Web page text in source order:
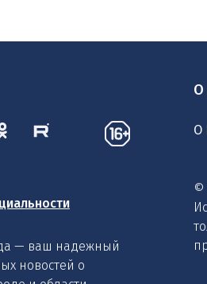
— ваш надежный
новостей о
О
О
©